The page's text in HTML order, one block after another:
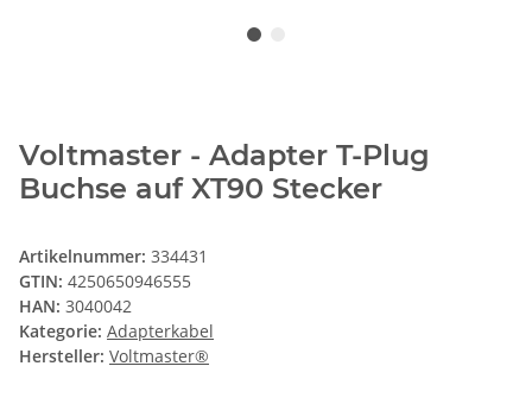
Voltmaster - Adapter T-Plug
Buchse auf XT90 Stecker
Artikelnummer: 334431
GTIN: 4250650946555
HAN: 3040042
Kategorie: Adapterkabel
Hersteller: Voltmaster®